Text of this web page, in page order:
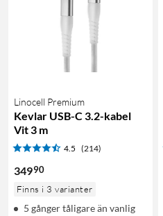
Linocell Premium
Kevlar USB-C 3.2-kabel
Vit 3 m
4.5 (214)
34990
Finns i 3 varianter
5 gånger tåligare än vanlig